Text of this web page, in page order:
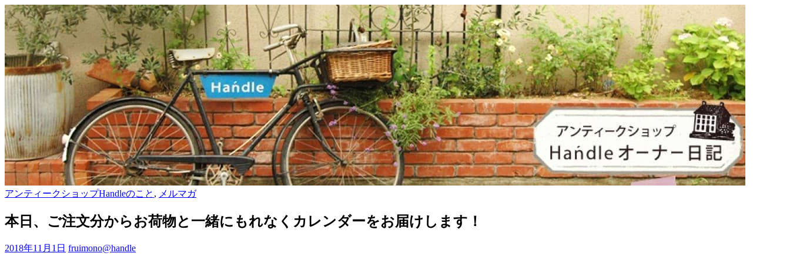
アンティークショップHandleのこと , メルマガ
本日、ご注文分からお荷物と一緒にもれなくカレンダーをお届けします！
2018年11月1日 fruimono@handle